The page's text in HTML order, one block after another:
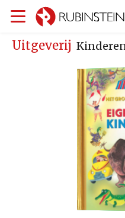
Uitgeverij